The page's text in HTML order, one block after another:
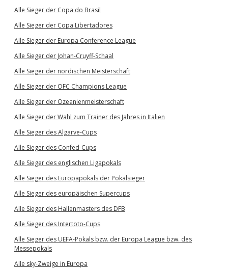
Alle Sieger der Copa do Brasil
Alle Sieger der Copa Libertadores
Alle Sieger der Europa Conference League
Alle Sieger der Johan-Cruyff-Schaal
Alle Sieger der nordischen Meisterschaft
Alle Sieger der OFC Champions League
Alle Sieger der Ozeanienmeisterschaft
Alle Sieger der Wahl zum Trainer des Jahres in Italien
Alle Sieger des Algarve-Cups
Alle Sieger des Confed-Cups
Alle Sieger des englischen Ligapokals
Alle Sieger des Europapokals der Pokalsieger
Alle Sieger des europäischen Supercups
Alle Sieger des Hallenmasters des DFB
Alle Sieger des Intertoto-Cups
Alle Sieger des UEFA-Pokals bzw. der Europa League bzw. des
Messepokals
Alle sky-Zweige in Europa